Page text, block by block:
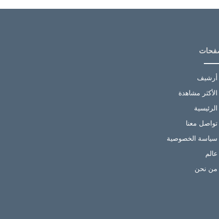
أرشيف
الأكثر مشاهدة
الرئيسية
تواصل معنا
سياسة الخصوصية
عالم
من نحن